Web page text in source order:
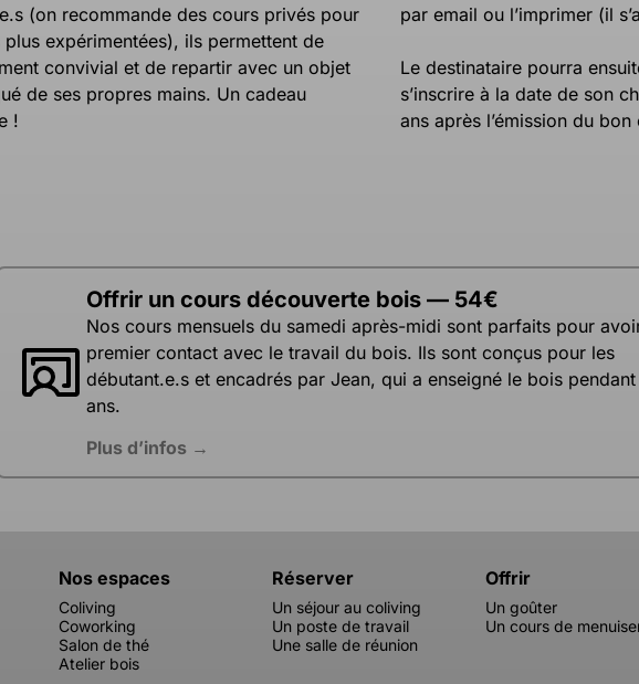
(on recommande des cours privés pour
plus expérimentées), ils permettent de
convivial et de repartir avec un objet
de ses propres mains. Un cadeau
!
par email ou l’imprimer (il
Le destinataire pourra
s’inscrire à la date de son
ans après l’émission du bon
Offrir un cours découverte bois — 54€
Nos cours mensuels du samedi après-midi sont parfaits pour
premier contact avec le travail du bois. Ils sont conçus pour les
débutant.e.s et encadrés par Jean, qui a enseigné le bois
ans.
Plus d’infos →
Nos espaces
Coliving
Coworking
Salon de thé
Atelier bois
Réserver
Un séjour au coliving
Un poste de travail
Une salle de réunion
Offrir
Un goûter
Un cours de